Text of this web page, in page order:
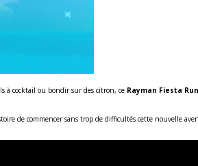
à cocktail ou bondir sur des citron, ce Rayman Fiesta Run
de commencer sans trop de difficultés cette nouvelle